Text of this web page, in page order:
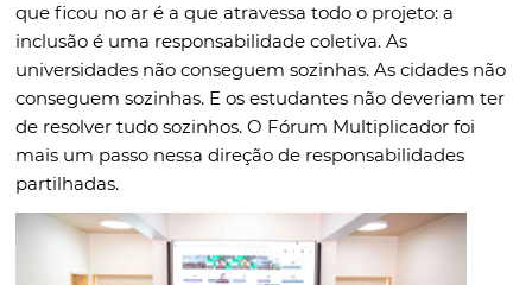
que ficou no ar é a que atravessa todo o projeto: a
inclusão é uma responsabilidade coletiva. As
universidades não conseguem sozinhas. As cidades não
conseguem sozinhas. E os estudantes não deveriam ter
de resolver tudo sozinhos. O Fórum Multiplicador foi
mais um passo nessa direção de responsabilidades
partilhadas.